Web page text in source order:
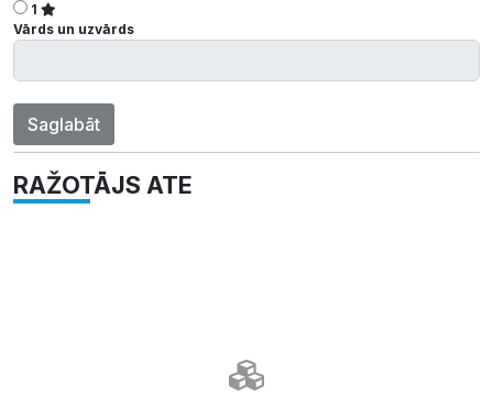
1
Vārds un uzvārds
Saglabāt
RAŽOTĀJS ATE